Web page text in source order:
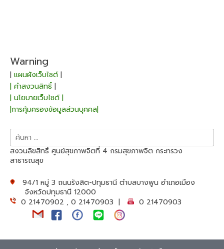
Warning
| แผนผังเว็บไซต์|
| คำสงวนสิทธิ์ |
| นโยบายเว็บไซต์ |
|การคุ้มครองข้อมูลส่วนบุคคล|
ค้นหา
สำหรับ:
สงวนลิขสิทธิ์ ศูนย์สุขภาพจิตที่ 4 กรมสุขภาพจิต กระทรวง
สาธารณสุข
94/1 หมู่ 3 ถนนรังสิต-ปทุมธานี ตำบลบางพูน อำเภอเมือง
จังหวัดปทุมธานี 12000
0 21470902 , 0 21470903 |
0 21470903